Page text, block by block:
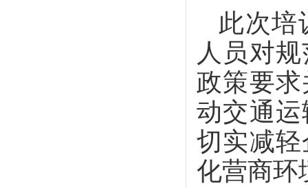
此次
人员对
政策要
动交通
切实减
化营商环